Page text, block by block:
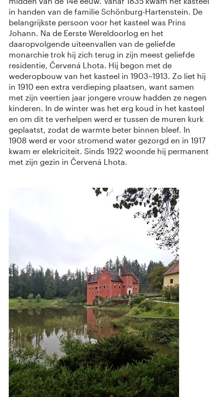
in handen van de familie Schönburg-Hartenstein. De
belangrijkste persoon voor het kasteel was Prins
Johann. Na de Eerste Wereldoorlog en het
daaropvolgende uiteenvallen van de geliefde
monarchie trok hij zich terug in zijn meest geliefde
residentie, Červená Lhota. Hij begon met de
wederopbouw van het kasteel in 1903–1913. Zo liet hij
in 1910 een extra verdieping plaatsen, want samen
met zijn veertien jaar jongere vrouw hadden ze negen
kinderen. In de winter was het erg koud in het kasteel
en om dit te verhelpen werd er tussen de muren kurk
geplaatst, zodat de warmte beter binnen bleef. In
1908 werd er voor stromend water gezorgd en in 1917
kwam er elekriciteit. Sinds 1922 woonde hij permanent
met zijn gezin in Červená Lhota.